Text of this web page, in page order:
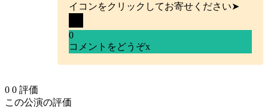
イコンをクリックしてお寄せください➤
0
コメントをどうぞx
0 0 評価
この公演の評価